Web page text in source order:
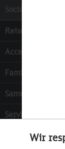
Socialmedia
Reisen
Accessoires
Familie & Kinder
Sammeln
Services
Funktionale
Wir